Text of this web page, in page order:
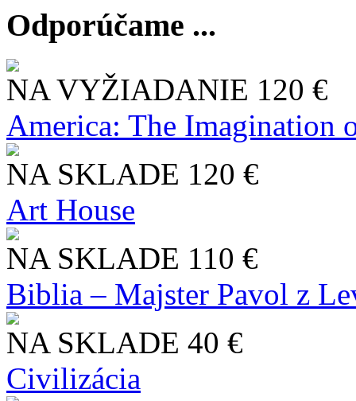
Odporúčame ...
NA VYŽIADANIE 120 €
America: The Imagination
NA SKLADE 120 €
Art House
NA SKLADE 110 €
Biblia – Majster Pavol z
NA SKLADE 40 €
Civilizácia